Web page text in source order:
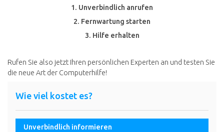
1. Unverbindlich anrufen
2. Fernwartung starten
3. Hilfe erhalten
Rufen Sie also jetzt Ihren persönlichen Experten an und testen Sie
die neue Art der Computerhilfe!
Wie viel kostet es?
Unverbindlich informieren